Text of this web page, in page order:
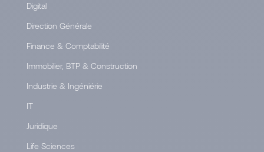
Digital
Direction Générale
Finance & Comptabilité
Immobilier, BTP & Construction
Industrie & Ingéniérie
IT
Juridique
Life Sciences